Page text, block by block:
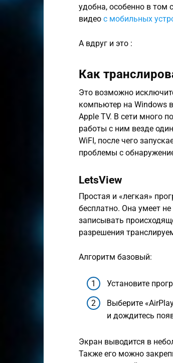
удобна, особенно в том
видео с мобильных
А вдруг и это :
Как
Это возможно
компьютер на Windows
Apple TV. В сети много
работы с ним везде
WiFI, после чего
проблемы с
LetsView
Простая и «легкая»
бесплатно. Она умеет
записывать
разрешения
Алгоритм базовый:
Установите
Выберите
и дождитесь
Экран выводится в
Также его можно